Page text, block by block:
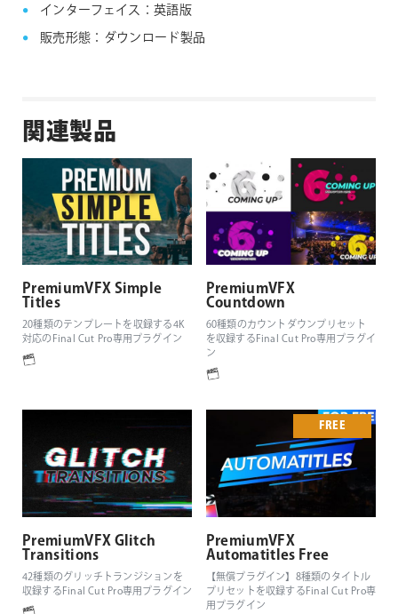
インターフェイス：英語版
販売形態：ダウンロード製品
関連製品
PremiumVFX Simple
Titles
20種類のテンプレートを収録する4K
対応のFinal Cut Pro専用プラグイン
PremiumVFX
Countdown
60種類のカウントダウンプリセット
を収録するFinal Cut Pro専用プラグイ
ン
PremiumVFX Glitch
Transitions
42種類のグリッチトランジションを
収録するFinal Cut Pro専用プラグイン
FREE
PremiumVFX
Automatitles Free
【無償プラグイン】8種類のタイトル
プリセットを収録するFinal Cut Pro専
用プラグイン